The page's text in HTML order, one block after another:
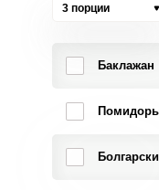
3 порции
Баклажан